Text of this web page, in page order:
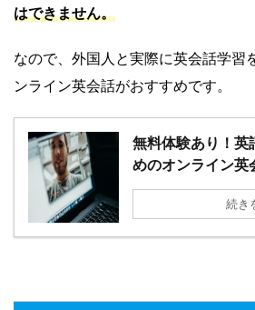
はできません。
なので、外国人と実際に英会話学習
ンライン英会話がおすすめです。
無料体験あり！英
めのオンライン英
続き